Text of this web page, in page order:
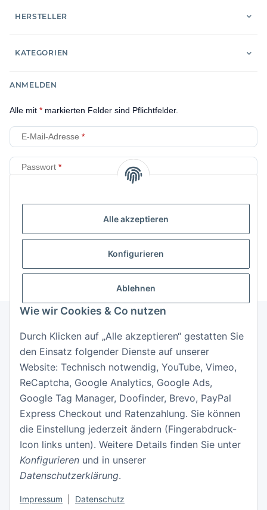
Alle akzeptieren
Konfigurieren
Ablehnen
Wie wir Cookies & Co nutzen
Durch Klicken auf „Alle akzeptieren“ gestatten Sie
den Einsatz folgender Dienste auf unserer
Website: Technisch notwendig, YouTube, Vimeo,
ReCaptcha, Google Analytics, Google Ads,
Google Tag Manager, Doofinder, Brevo, PayPal
Express Checkout und Ratenzahlung. Sie können
die Einstellung jederzeit ändern (Fingerabdruck-
Icon links unten). Weitere Details finden Sie unter
Konfigurieren und in unserer
Datenschutzerklärung.
Impressum Datenschutz
HERSTELLER
KATEGORIEN
ANMELDEN
Alle mit * markierten Felder sind Pflichtfelder.
E-Mail-Adresse
Passwort
Gesetzliche Informationen